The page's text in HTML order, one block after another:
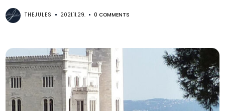
THEJULES 2021.11.29. 0 COMMENTS